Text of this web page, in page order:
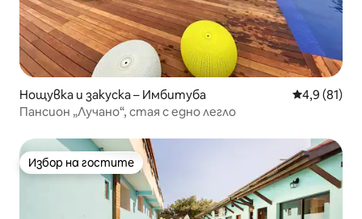
Нощувка и закуска – Имбитуба Средна
4,9 (81)
Пансион „Лучано“, стая с едно легло
Избор на гостите
Избор на гостите